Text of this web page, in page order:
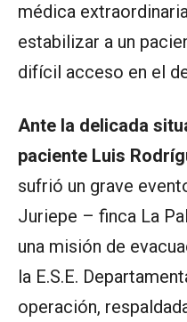
médica
estabilizar a un
difícil acceso en el
Ante la delicada
paciente Luis
sufrió un grave
Juriepe – finca La
una misión de
la E.S.E.
operación,